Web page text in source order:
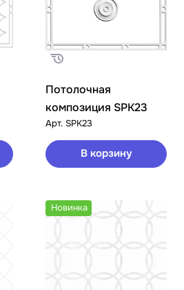
Потолочная
композиция SPK23
Арт. SPK23
В корзину
Новинка